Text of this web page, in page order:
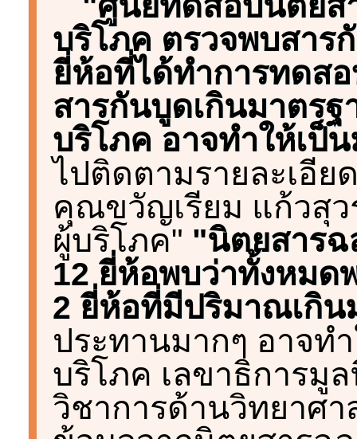
บริโภค ตรวจพบสา
ยี่ห้อที่ได้ทำการทดส
สารกันบูดเกินมาตร
บริโภค อาจทำให้เป็
ไปติดตามรายละเอีย
คุณขวัญเรียม แก้วสุว
ผู้บริโภค" "นิตยสาร
12 ยี่ห้อพบว่าทั้งหมด
2 ยี่ห้อที่มีปริมาณเกิ
ประทานมากๆ อาจท
บริโภค เลขาธิการมู
วิชาการด้านวิทยาศา